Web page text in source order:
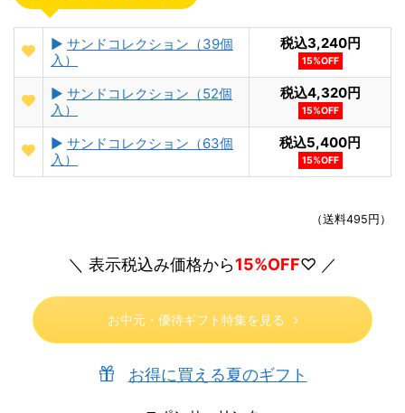
► サンドコレクション（39個
入）
税込3,240円
15%OFF
► サンドコレクション（52個
入）
税込4,320円
15%OFF
► サンドコレクション（63個
入）
税込5,400円
15%OFF
（送料495円）
＼ 表示税込み価格から15%OFF♡ ／
お中元・優待ギフト特集を見る
お得に買える夏のギフト